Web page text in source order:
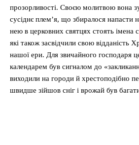
прозорливості. Своєю молитвою вона
сусіднє плем’я, що збиралося напасти
нею в церковних святцях стоять імена
які також засвідчили свою відданість
нашої ери. Для звичайного господаря
календарем був сигналом до
виходили на городи й хрестоподібно
швидше зійшов сніг і врожай був